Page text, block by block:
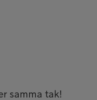
samma tak!